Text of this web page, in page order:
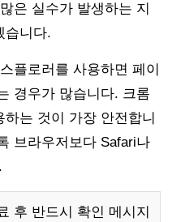
은 실수가 발생하는 지
습니다.
플로러를 사용하면 페이
경우가 많습니다. 크롬
는 것이 가장 안전합니
브라우저보다 Safari나
후 반드시 확인 메시지